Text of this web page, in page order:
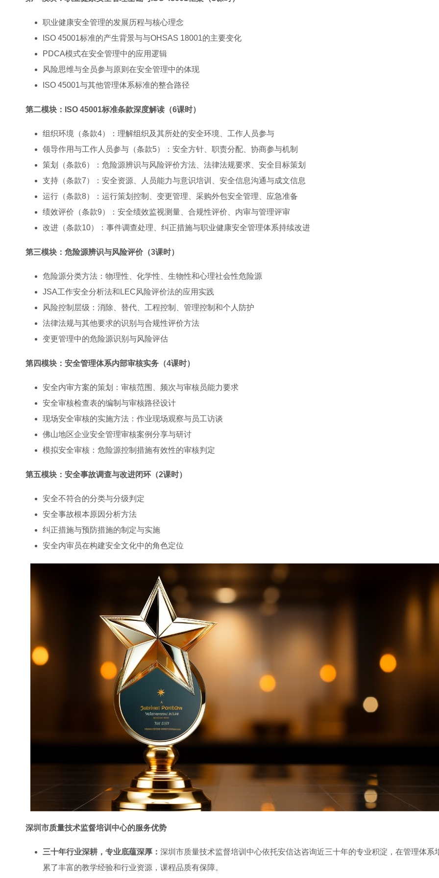
职业健康安全管理的发展历程与核心理念
ISO 45001标准的产生背景与与OHSAS 18001的主要变化
PDCA模式在安全管理中的应用逻辑
风险思维与全员参与原则在安全管理中的体现
ISO 45001与其他管理体系标准的整合路径
第二模块：ISO 45001标准条款深度解读（6课时）
组织环境（条款4）：理解组织及其所处的安全环境、工作人员参与
领导作用与工作人员参与（条款5）：安全方针、职责分配、协商参与机制
策划（条款6）：危险源辨识与风险评价方法、法律法规要求、安全目标策划
支持（条款7）：安全资源、人员能力与意识培训、安全信息沟通与成文信息
运行（条款8）：运行策划控制、变更管理、采购外包安全管理、应急准备
绩效评价（条款9）：安全绩效监视测量、合规性评价、内审与管理评审
改进（条款10）：事件调查处理、纠正措施与职业健康安全管理体系持续改进
第三模块：危险源辨识与风险评价（3课时）
危险源分类方法：物理性、化学性、生物性和心理社会性危险源
JSA工作安全分析法和LEC风险评价法的应用实践
风险控制层级：消除、替代、工程控制、管理控制和个人防护
法律法规与其他要求的识别与合规性评价方法
变更管理中的危险源识别与风险评估
第四模块：安全管理体系内部审核实务（4课时）
安全内审方案的策划：审核范围、频次与审核员能力要求
安全审核检查表的编制与审核路径设计
现场安全审核的实施方法：作业现场观察与员工访谈
佛山地区企业安全管理审核案例分享与研讨
模拟安全审核：危险源控制措施有效性的审核判定
第五模块：安全事故调查与改进闭环（2课时）
安全不符合的分类与分级判定
安全事故根本原因分析方法
纠正措施与预防措施的制定与实施
安全内审员在构建安全文化中的角色定位
深圳市质量技术监督培训中心的服务优势
三十年行业深耕，专业底蕴深厚： 深圳市质量技术监督培训中心依托安信达咨询近三十年的专业积淀，在管理体系
累了丰富的教学经验和行业资源，课程品质有保障。